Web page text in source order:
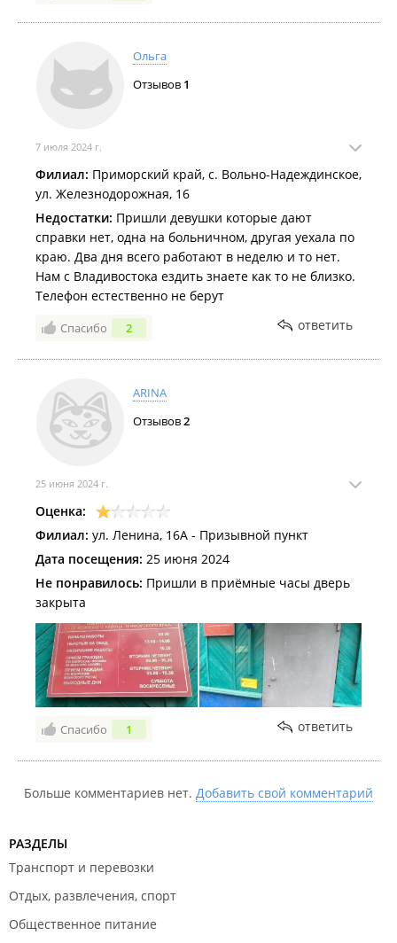
Ольга
Отзывов 1
7 июля 2024 г.
Филиал: Приморский край, с. Вольно-Надеждинское,
ул. Железнодорожная, 16
Недостатки: Пришли девушки которые дают
справки нет, одна на больничном, другая уехала по
краю. Два дня всего работают в неделю и то нет.
Нам с Владивостока ездить знаете как то не близко.
Телефон естественно не берут
Спасибо 2 ответить
ARINA
Отзывов2
25 июня 2024 г.
Оценка:
Филиал: ул. Ленина, 16А - Призывной пункт
Дата посещения: 25 июня 2024
Не понравилось: Пришли в приёмные часы дверь
закрыта
Спасибо 1 ответить
Больше комментариев нет. Добавить свой комментарий
РАЗДЕЛЫ
Транспорт и перевозки
Отдых, развлечения, спорт
Общественное питание